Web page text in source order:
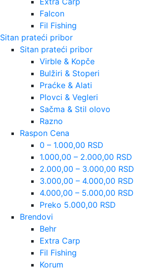
Falcon
Fil Fishing
Sitan prateći pribor
Sitan prateći pribor
Virble & Kopče
Bulžiri & Stoperi
Praćke & Alati
Plovci & Vegleri
Sačma & Stil olovo
Razno
Raspon Cena
0 – 1.000,00 RSD
1.000,00 – 2.000,00 RSD
2.000,00 – 3.000,00 RSD
3.000,00 – 4.000,00 RSD
4.000,00 – 5.000,00 RSD
Preko 5.000,00 RSD
Brendovi
Behr
Extra Carp
Fil Fishing
Korum